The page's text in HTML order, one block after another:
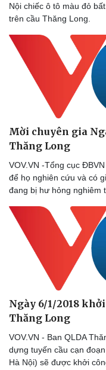
Văn hóa
Sân khấu - Điện ảnh
Văn học
Âm nhạc
Di sản
Nội chiếc ô tô màu đỏ
trên cầu Thăng Long.
Mời chuyên gia
Thăng Long
VOV.VN -Tổng cục
để họ nghiên cứu và có
đang bị hư hỏng nghiêm
Ngày 6/1/2018
Thăng Long
VOV.VN - Ban QLDA
dựng tuyến cầu cạn
Hà Nội) sẽ được khởi